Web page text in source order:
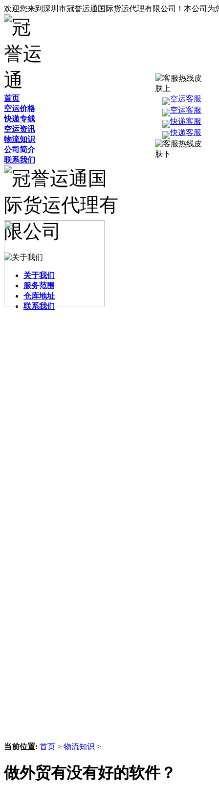
欢迎您来到深圳市冠誉运通国际货运代理有限公司！本公司
首页
空运价格
快递专线
空运资讯
物流知识
公司简介
联系我们
关于我们
服务范围
仓库地址
联系我们
当前位置: 首页 > 物流知识 >
做外贸有没有好的软件？
空运客服
空运客服
快递客服
快递客服